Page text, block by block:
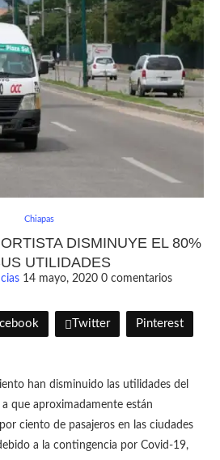
Chiapas
DISMINUYE EL 80%
UTILIDADES
14 mayo, 2020 0 comentarios
Twitter Pinterest
han disminuido las utilidades del
que aproximadamente están
ciento de pasajeros en las ciudades
a la contingencia por Covid-19,